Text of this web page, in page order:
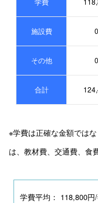
施設費 0
その他 0
合計
※学費は正確な金額では
は、教材費、交通費、食
学費平均： 118,800円